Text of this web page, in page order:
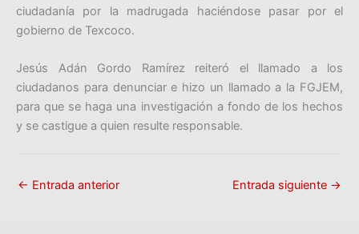
ciudadanía por la madrugada haciéndose pasar por el
gobierno de Texcoco.
Jesús Adán Gordo Ramírez reiteró el llamado a los
ciudadanos para denunciar e hizo un llamado a la FGJEM,
para que se haga una investigación a fondo de los hechos
y se castigue a quien resulte responsable.
← Entrada anterior Entrada siguiente →